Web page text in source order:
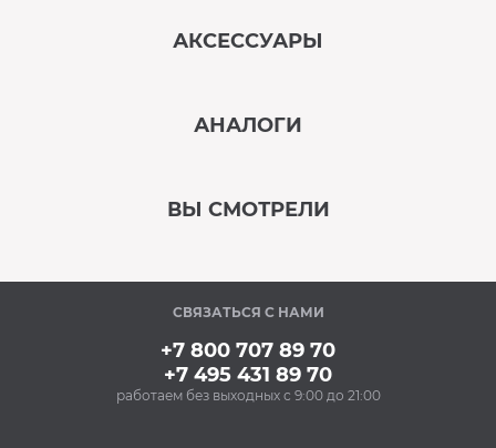
АКСЕССУАРЫ
АНАЛОГИ
ВЫ СМОТРЕЛИ
В наличии
СВЯЗАТЬСЯ С НАМИ
+7 800 707 89 70
+7 495 431 89 70
работаем без выходных с 9:00 до 21:00